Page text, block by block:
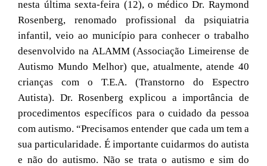
nesta última sexta-feira (12), o médico Dr. Raymond
Rosenberg, renomado profissional da psiquiatria
infantil, veio ao município para conhecer o trabalho
desenvolvido na ALAMM (Associação Limeirense de
Autismo Mundo Melhor) que, atualmente, atende 40
crianças com o T.E.A. (Transtorno do Espectro
Autista). Dr. Rosenberg explicou a importância de
procedimentos específicos para o cuidado da pessoa
com autismo. “Precisamos entender que cada um tem a
sua particularidade. É importante cuidarmos do autista
e não do autismo. Não se trata o autismo e sim do